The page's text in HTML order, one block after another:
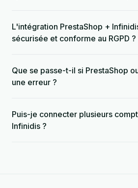
L'intégration PrestaShop +
sécurisée et conforme au RGPD ?
Que se passe-t-il si PrestaShop
une erreur ?
Puis-je connecter plusieurs
Infinidis ?